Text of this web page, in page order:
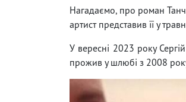
Нагадаємо, про роман
артист представив її у
У вересні 2023 року
прожив у шлюбі з 2008